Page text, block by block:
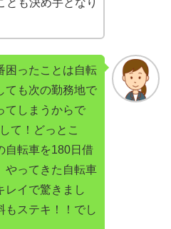
困ったことは自転
ても次の勤務地で
てしまうからで
て！どっとこ
自転車を180日借
やってきた自転車
レイで驚きまし
もステキ！！でし